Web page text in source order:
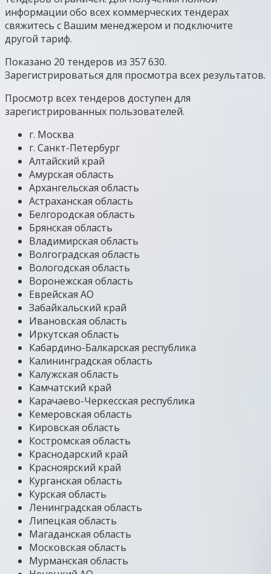
информации обо всех коммерческих тендерах
свяжитесь с Вашим менеджером и подключите
другой тариф.
Показано 20 тендеров из 357 630.
Зарегистрироваться для просмотра всех результатов.
Просмотр всех тендеров доступен для
зарегистрированных пользователей.
г. Москва
г. Санкт-Петербург
Алтайский край
Амурская область
Архангельская область
Астраханская область
Белгородская область
Брянская область
Владимирская область
Волгоградская область
Вологодская область
Воронежская область
Еврейская АО
Забайкальский край
Ивановская область
Иркутская область
Кабардино-Балкарская республика
Калининградская область
Калужская область
Камчатский край
Карачаево-Черкесская республика
Кемеровская область
Кировская область
Костромская область
Краснодарский край
Красноярский край
Курганская область
Курская область
Ленинградская область
Липецкая область
Магаданская область
Московская область
Мурманская область